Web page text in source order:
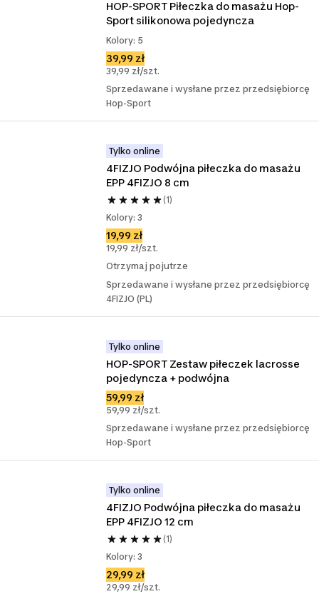
HOP-SPORT Piłeczka do masażu Hop-
Sport silikonowa pojedyncza
Kolory: 5
39,99 zł
39,99 zł/szt.
Sprzedawane i wysłane przez przedsiębiorcę
Hop-Sport
Tylko online
4FIZJO Podwójna piłeczka do masażu
EPP 4FIZJO 8 cm
(1)
Kolory: 3
19,99 zł
19,99 zł/szt.
Otrzymaj pojutrze
Sprzedawane i wysłane przez przedsiębiorcę
4FIZJO (PL)
Tylko online
HOP-SPORT Zestaw piłeczek lacrosse
pojedyncza + podwójna
59,99 zł
59,99 zł/szt.
Sprzedawane i wysłane przez przedsiębiorcę
Hop-Sport
Tylko online
4FIZJO Podwójna piłeczka do masażu
EPP 4FIZJO 12 cm
(1)
Kolory: 3
29,99 zł
29,99 zł/szt.